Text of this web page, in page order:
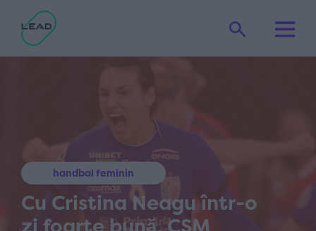
handbal feminin
Cu Cristina Neagu într-o